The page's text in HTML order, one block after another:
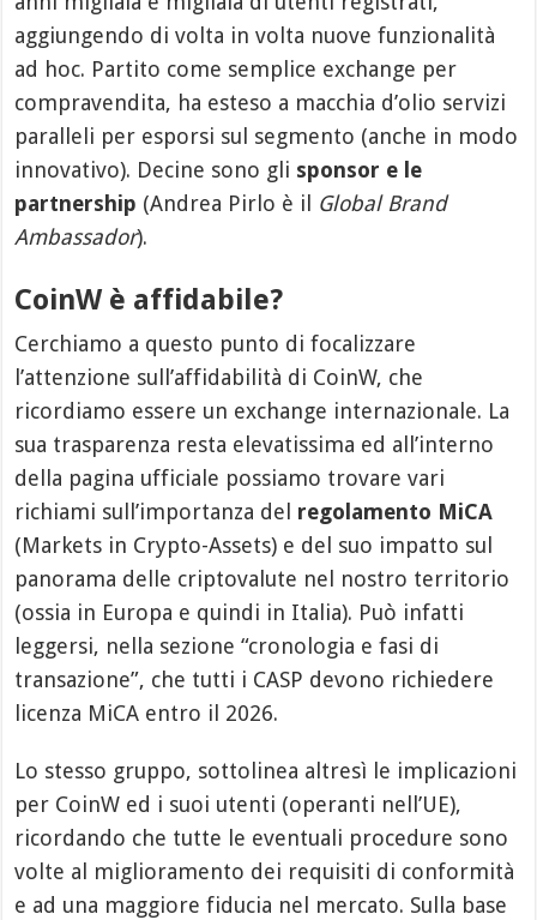
aggiungendo di volta in volta nuove funzionalità
ad hoc. Partito come semplice exchange per
compravendita, ha esteso a macchia d’olio servizi
paralleli per esporsi sul segmento (anche in modo
innovativo). Decine sono gli sponsor e le
partnership (Andrea Pirlo è il Global Brand
Ambassador).
CoinW è affidabile?
Cerchiamo a questo punto di focalizzare
l’attenzione sull’affidabilità di CoinW, che
ricordiamo essere un exchange internazionale. La
sua trasparenza resta elevatissima ed all’interno
della pagina ufficiale possiamo trovare vari
richiami sull’importanza del regolamento MiCA
(Markets in Crypto-Assets) e del suo impatto sul
panorama delle criptovalute nel nostro territorio
(ossia in Europa e quindi in Italia). Può infatti
leggersi, nella sezione “cronologia e fasi di
transazione”, che tutti i CASP devono richiedere
licenza MiCA entro il 2026.
Lo stesso gruppo, sottolinea altresì le implicazioni
per CoinW ed i suoi utenti (operanti nell’UE),
ricordando che tutte le eventuali procedure sono
volte al miglioramento dei requisiti di conformità
e ad una maggiore fiducia nel mercato. Sulla base